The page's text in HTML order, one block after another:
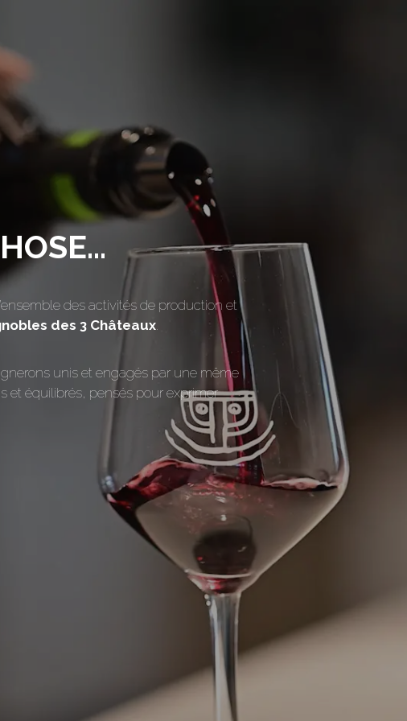
des activités de production et
des 3 Châteaux
unis et engagés par une même
et équilibrés, pensés pour exprimer